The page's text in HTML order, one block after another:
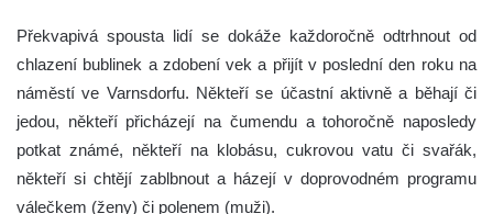
Překvapivá spousta lidí se dokáže každoročně odtrhnout od
chlazení bublinek a zdobení vek a přijít v poslední den roku na
náměstí ve Varnsdorfu. Někteří se účastní aktivně a běhají či
jedou, někteří přicházejí na čumendu a tohoročně naposledy
potkat známé, někteří na klobásu, cukrovou vatu či svařák,
někteří si chtějí zablbnout a házejí v doprovodném programu
válečkem (ženy) či polenem (muži).